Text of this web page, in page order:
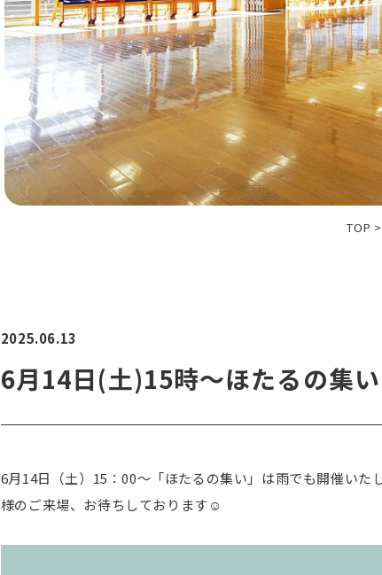
TOP >
2025.06.13
6月14日(土)15時～ほたるの集
6月14日（土）15：00～「ほたるの集い」は雨でも開催いた
様のご来場、お待ちしております☺